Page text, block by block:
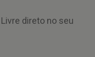
direto no seu